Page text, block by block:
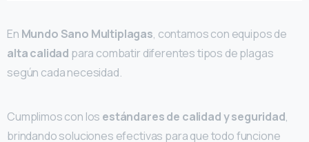
En Mundo Sano Multiplagas, contamos con equipos de
alta calidad para combatir diferentes tipos de plagas
según cada necesidad.
Cumplimos con los estándares de calidad y seguridad,
brindando soluciones efectivas para que todo funcione